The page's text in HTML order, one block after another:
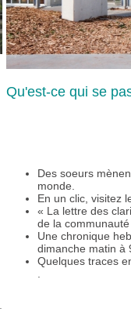
Qu'est-ce qui se
Des soeurs
monde.
En un clic, visitez
« La lettre des
de la
Une chronique
dimanche matin à
Quelques traces